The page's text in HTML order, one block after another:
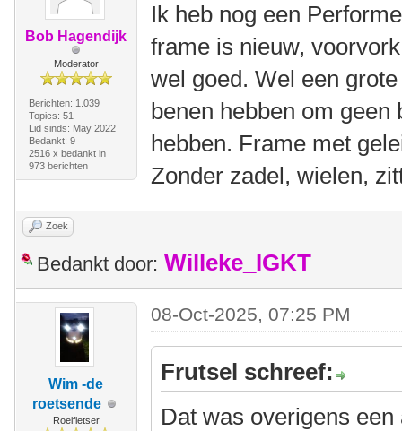
Bob Hagendijk
Moderator
Berichten: 1.039
Topics: 51
Lid sinds: May 2022
Bedankt: 9
2516 x bedankt in
973 berichten
Ik heb nog een
frame is nieuw,
wel goed. Wel een
benen hebben om
hebben. Frame met
Zonder zadel, wielen,
Zoek
Bedankt door: Willeke_IGKT
Wim -de
roetsende
Roeifietser
08-Oct-2025, 07:25 PM
Frutsel schreef:
Dat was overigens